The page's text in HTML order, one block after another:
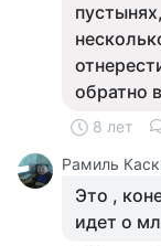
обратно
8 лет
Рамиль
Это ,
идет о